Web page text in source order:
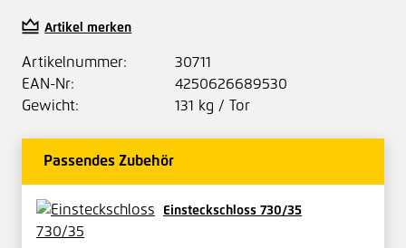
Artikel merken
Artikelnummer:
30711
EAN-Nr:
4250626689530
Gewicht:
131 kg / Tor
Passendes Zubehör
Einsteckschloss 730/35